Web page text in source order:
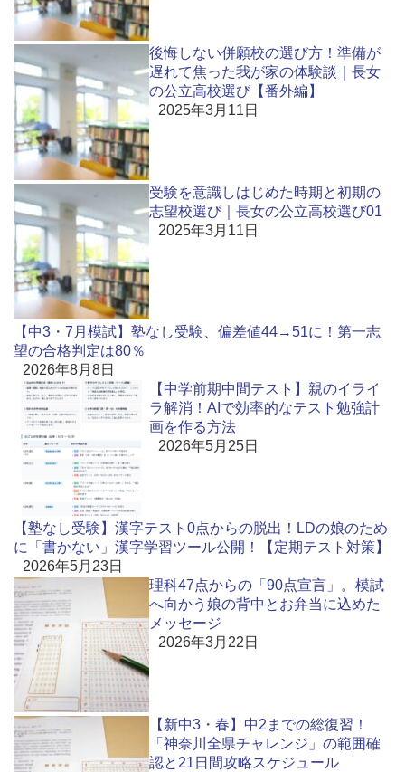
後悔しない併願校の選び方！準備が
遅れて焦った我が家の体験談｜長女
の公立高校選び【番外編】
2025年3月11日
受験を意識しはじめた時期と初期の
志望校選び｜長女の公立高校選び01
2025年3月11日
【中3・7月模試】塾なし受験、偏差値44→51に！第一志
望の合格判定は80％
2026年8月8日
【中学前期中間テスト】親のイライ
ラ解消！AIで効率的なテスト勉強計
画を作る方法
2026年5月25日
【塾なし受験】漢字テスト0点からの脱出！LDの娘のため
に「書かない」漢字学習ツール公開！【定期テスト対策】
2026年5月23日
理科47点からの「90点宣言」。模試
へ向かう娘の背中とお弁当に込めた
メッセージ
2026年3月22日
【新中3・春】中2までの総復習！
「神奈川全県チャレンジ」の範囲確
認と21日間攻略スケジュール